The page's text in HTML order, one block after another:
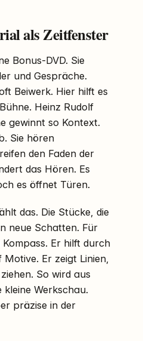
als Zeitfenster
Bonus-DVD. Sie
und Gespräche.
Beiwerk. Hier hilft es
Heinz Rudolf
gewinnt so Kontext.
Sie hören
den Faden der
das Hören. Es
es öffnet Türen.
das. Die Stücke, die
neue Schatten. Für
Er hilft durch
Er zeigt Linien,
So wird aus
Werkschau.
präzise in der